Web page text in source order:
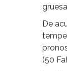
De
(50